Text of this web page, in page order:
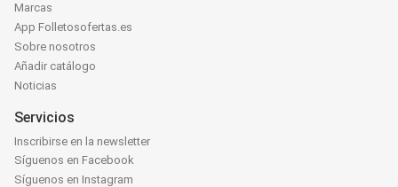
Marcas
App Folletosofertas.es
Sobre nosotros
Añadir catálogo
Noticias
Servicios
Inscribirse en la newsletter
Síguenos en Facebook
Síguenos en Instagram